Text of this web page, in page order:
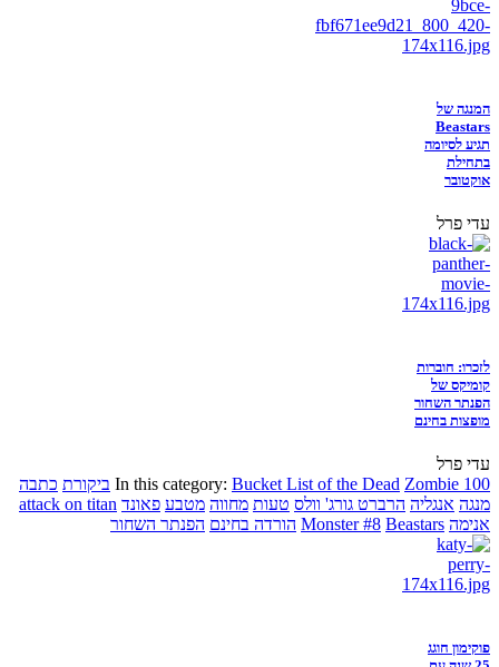
המנגה של
Beastars
תגיע לסיומה
בתחילת
אוקטובר
עדי פרל
לזכרו: חוברות
קומיקס של
הפנתר השחור
מופצות בחינם
עדי פרל
In this category: Bucket List of the Dead Zombie 100 ביקורת כתבה
מנגה אנגליה הרברט גורג' וולס טעות מחווה מטבע פאונד attack on titan
אנימה
Monster #8 Beastars הורדה בחינם הפנתר השחור
פוקימון חוגג